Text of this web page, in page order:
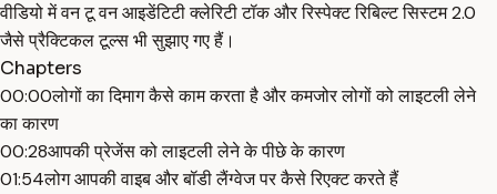
वीडियो में वन टू वन आइडेंटिटी क्लेरिटी टॉक और रिस्पेक्ट रिबिल्ट सिस्टम 2.0
जैसे प्रैक्टिकल टूल्स भी सुझाए गए हैं।
Chapters
00:00लोगों का दिमाग कैसे काम करता है और कमजोर लोगों को लाइटली लेने
का कारण
00:28आपकी प्रेजेंस को लाइटली लेने के पीछे के कारण
01:54लोग आपकी वाइब और बॉडी लैंग्वेज पर कैसे रिएक्ट करते हैं